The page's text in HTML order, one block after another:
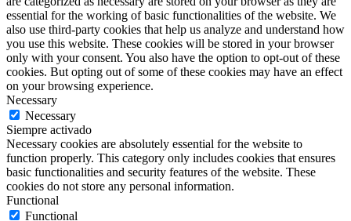
essential for the working of basic functionalities of the website. We
also use third-party cookies that help us analyze and understand how
you use this website. These cookies will be stored in your browser
only with your consent. You also have the option to opt-out of these
cookies. But opting out of some of these cookies may have an effect
on your browsing experience.
Necessary
Necessary
Siempre activado
Necessary cookies are absolutely essential for the website to
function properly. This category only includes cookies that ensures
basic functionalities and security features of the website. These
cookies do not store any personal information.
Functional
Functional